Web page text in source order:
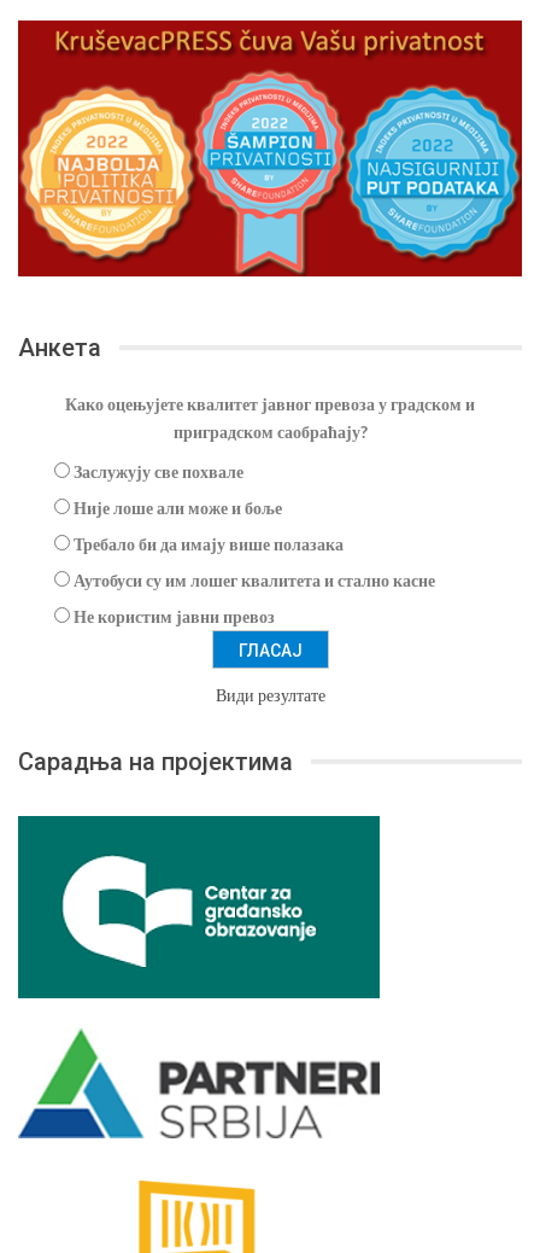
Анкета
Како оцењујете квалитет јавног превоза у градском и
приградском саобраћају?
Заслужују све похвале
Није лоше али може и боље
Требало би да имају више полазака
Аутобуси су им лошег квалитета и стално касне
Не користим јавни превоз
Види резултате
Сарадња на пројектима